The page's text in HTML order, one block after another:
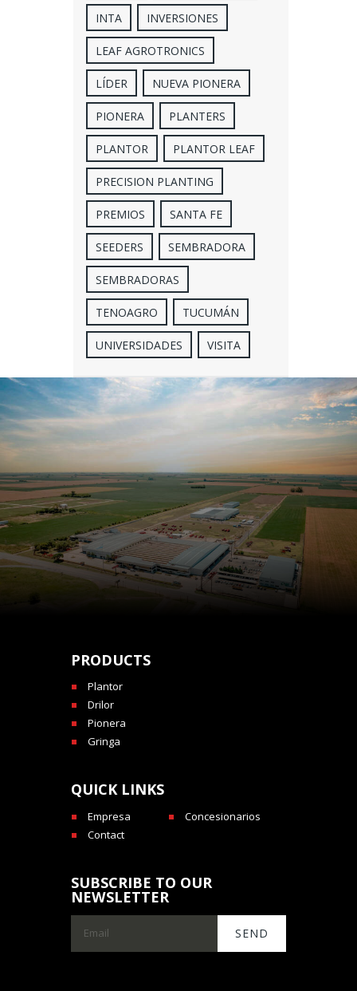
INTA INVERSIONES
LEAF AGROTRONICS
LÍDER NUEVA PIONERA
PIONERA PLANTERS
PLANTOR PLANTOR LEAF
PRECISION PLANTING
PREMIOS SANTA FE
SEEDERS SEMBRADORA
SEMBRADORAS
TENOAGRO TUCUMÁN
UNIVERSIDADES VISITA
PRODUCTS
Plantor
Drilor
Pionera
Gringa
QUICK LINKS
Empresa
Concesionarios
Contact
SUBSCRIBE TO OUR
NEWSLETTER